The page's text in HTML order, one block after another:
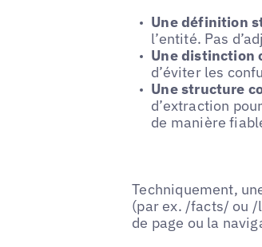
Une définition
l’entité. Pas
Une distinction
d’éviter les
Une structure
d’extraction
de manière
Techniquement,
(par ex. /facts/ ou
de page ou la